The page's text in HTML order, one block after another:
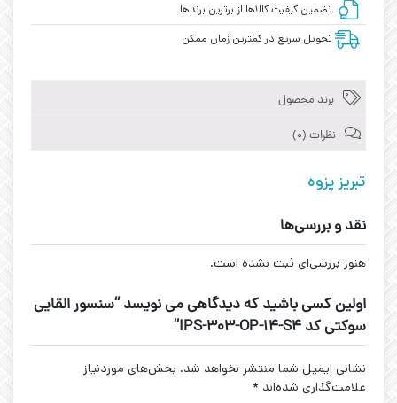
تضمین کیفیت کالاها از برترین برندها
تحویل سریع در کمترین زمان ممکن
برند محصول
نظرات (0)
تبریز پزوه
نقد و بررسی‌ها
هنوز بررسی‌ای ثبت نشده است.
اولین کسی باشید که دیدگاهی می نویسد “سنسور القایی
سوکتی کد IPS-303-OP-14-S4”
نشانی ایمیل شما منتشر نخواهد شد. بخش‌های موردنیاز
علامت‌گذاری شده‌اند *